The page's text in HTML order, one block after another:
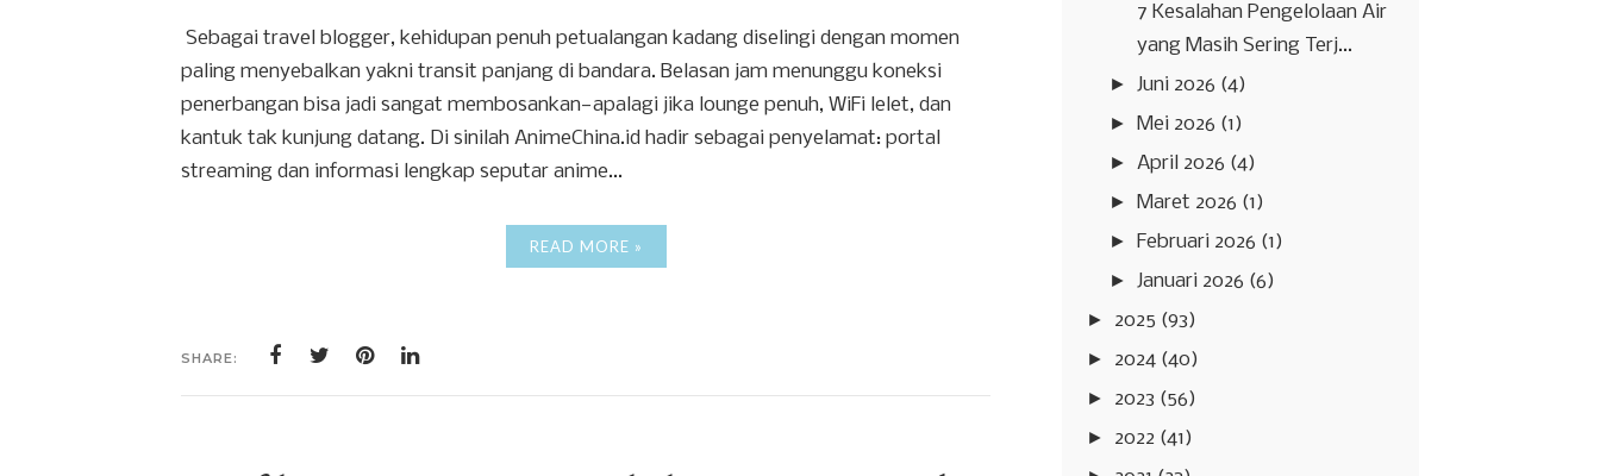
Sebagai travel blogger, kehidupan penuh petualangan kadang diselingi dengan momen
paling menyebalkan yakni transit panjang di bandara. Belasan jam menunggu koneksi
penerbangan bisa jadi sangat membosankan—apalagi jika lounge penuh, WiFi lelet, dan
kantuk tak kunjung datang. Di sinilah AnimeChina.id hadir sebagai penyelamat: portal
streaming dan informasi lengkap seputar anime...
READ MORE »
SHARE:
7 Kesalahan Pengelolaan Air
yang Masih Sering Terj...
► Juni 2026 (4)
► Mei 2026 (1)
► April 2026 (4)
► Maret 2026 (1)
► Februari 2026 (1)
► Januari 2026 (6)
► 2025 (93)
► 2024 (40)
► 2023 (56)
► 2022 (41)